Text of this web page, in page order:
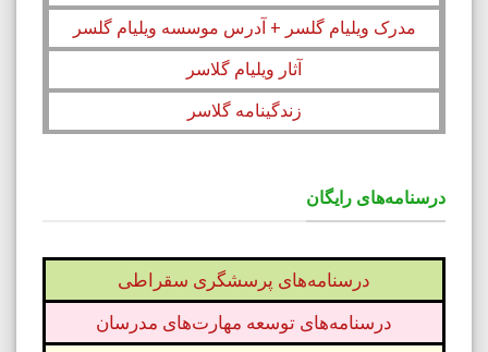
مدرک ویلیام گلسر + آدرس موسسه ویلیام گلسر
آثار ویلیام گلاسر
زندگینامه گلاسر
درسنامه‌های رایگان
درسنامه‌های پرسشگری سقراطی
درسنامه‌های توسعه مهارت‌های مدرسان